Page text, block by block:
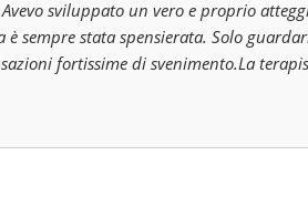
sviluppato un vero e proprio
sempre stata spensierata. Solo
fortissime di svenimento.La